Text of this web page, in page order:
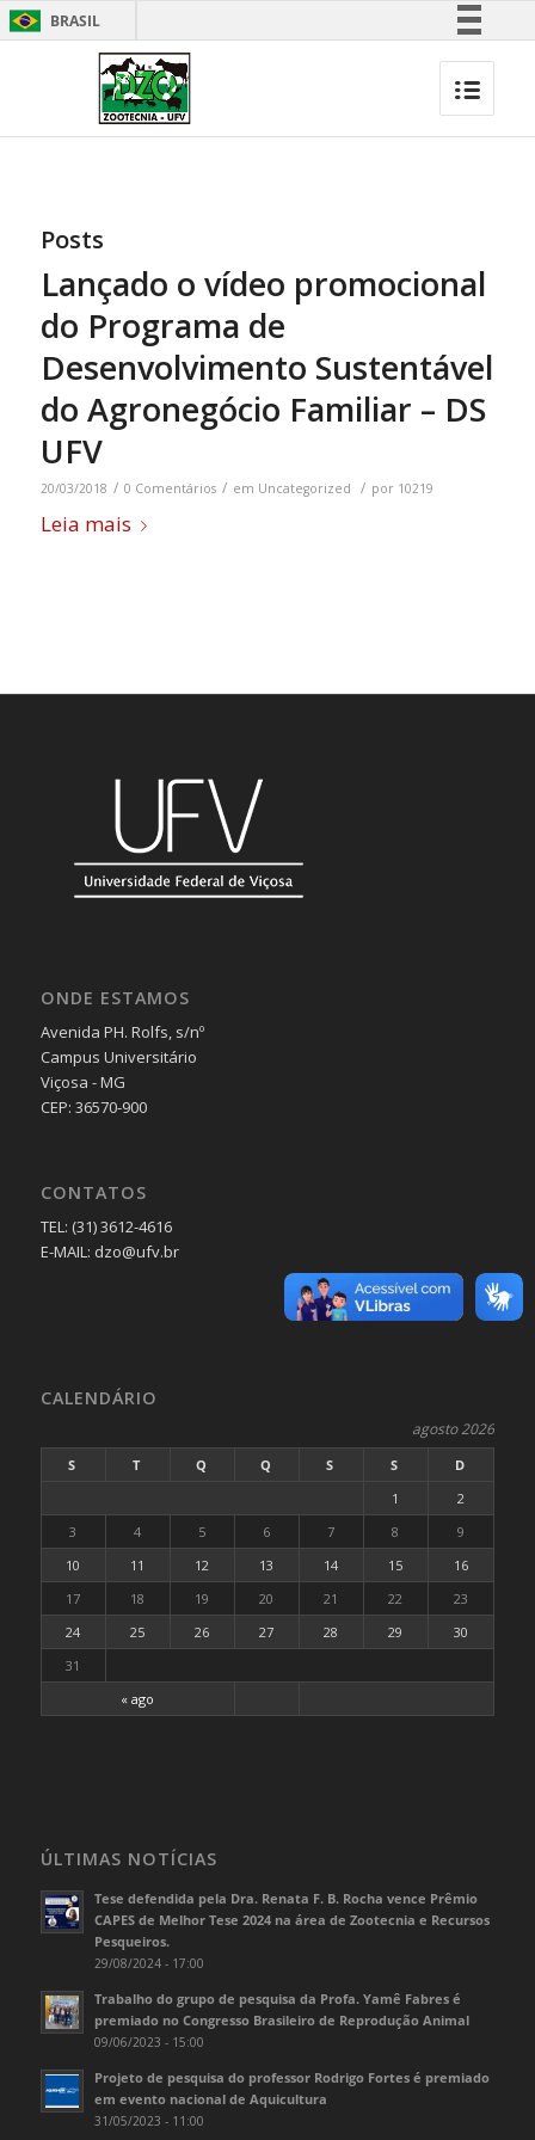
BRASIL
Posts
Lançado o vídeo promocional
do Programa de
Desenvolvimento Sustentável
do Agronegócio Familiar – DS
UFV
20/03/2018 / 0 Comentários / em Uncategorized / por 10219
Leia mais
ONDE ESTAMOS
Avenida PH. Rolfs, s/nº
Campus Universitário
Viçosa - MG
CEP: 36570-900
CONTATOS
TEL: (31) 3612-4616
E-MAIL: dzo@ufv.br
CALENDÁRIO
agosto 2026
S T Q Q S S D
« ago
1
2
3
4 5 6 7 8
9
10
11 12 13 14 15
16
17
18 19 20 21 22
23
24
25 26 27 28 29
30
31
ÚLTIMAS NOTÍCIAS
Tese defendida pela Dra. Renata F. B. Rocha vence Prêmio
CAPES de Melhor Tese 2024 na área de Zootecnia e Recursos
Pesqueiros.
29/08/2024 - 17:00
Trabalho do grupo de pesquisa da Profa. Yamê Fabres é
premiado no Congresso Brasileiro de Reprodução Animal
09/06/2023 - 15:00
Projeto de pesquisa do professor Rodrigo Fortes é premiado
em evento nacional de Aquicultura
31/05/2023 - 11:00